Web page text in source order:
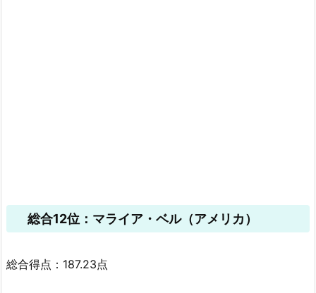
総合12位：マライア・ベル（アメリカ）
総合得点：187.23点